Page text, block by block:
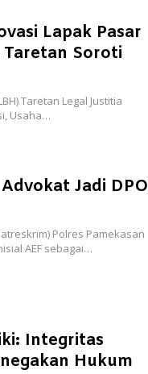
Lapak Pasar
Taretan Soroti
Taretan Legal Justitia
Usaha…
Jadi DPO
Polres Pamekasan
AEF sebagai…
Integritas
Hukum